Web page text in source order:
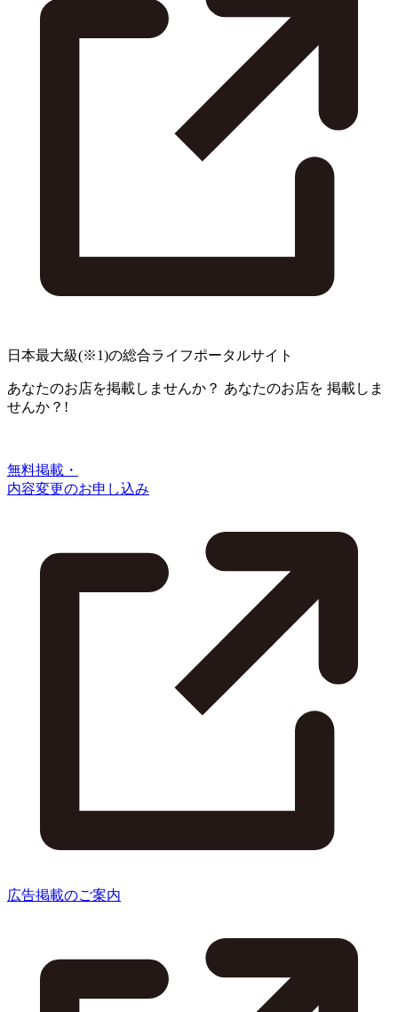
日本最大級(※1)の総合ライフポータルサイト
あなたのお店を掲載しませんか？ あなたのお店を 掲載しま
せんか？!
無料掲載・
内容変更のお申し込み
広告掲載のご案内